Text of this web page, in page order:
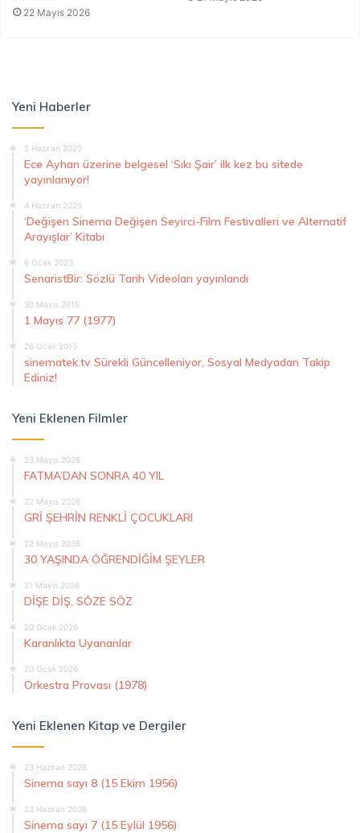
22 Mayıs 2026
Yeni Haberler
5 Haziran 2025
Ece Ayhan üzerine belgesel ‘Sıkı Şair’ ilk kez bu sitede
yayınlanıyor!
4 Haziran 2025
‘Değişen Sinema Değişen Seyirci-Film Festivalleri ve Alternatif
Arayışlar’ Kitabı
6 Ocak 2023
SenaristBir: Sözlü Tarih Videoları yayınlandı
30 Mayıs 2015
1 Mayıs 77 (1977)
26 Ocak 2015
sinematek.tv Sürekli Güncelleniyor, Sosyal Medyadan Takip
Ediniz!
Yeni Eklenen Filmler
23 Mayıs 2026
FATMA’DAN SONRA 40 YIL
22 Mayıs 2026
GRİ ŞEHRİN RENKLİ ÇOCUKLARI
22 Mayıs 2026
30 YAŞINDA ÖĞRENDİĞİM ŞEYLER
21 Mayıs 2026
DİŞE DİŞ, SÖZE SÖZ
20 Ocak 2026
Karanlıkta Uyananlar
20 Ocak 2026
Orkestra Provası (1978)
Yeni Eklenen Kitap ve Dergiler
23 Haziran 2026
Sinema sayı 8 (15 Ekim 1956)
23 Haziran 2026
Sinema sayı 7 (15 Eylül 1956)